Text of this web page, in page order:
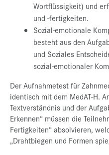
Wortflüssigkeit) und
und -fertigkeiten.
Sozial-emotionale
besteht aus den
und Soziales
sozial-emotionaler
Der Aufnahmetest für
identisch mit dem MedAT-H.
Textverständnis und der
Erkennen“ müssen die
Fertigkeiten“ absolvieren,
„Drahtbiegen und Formen